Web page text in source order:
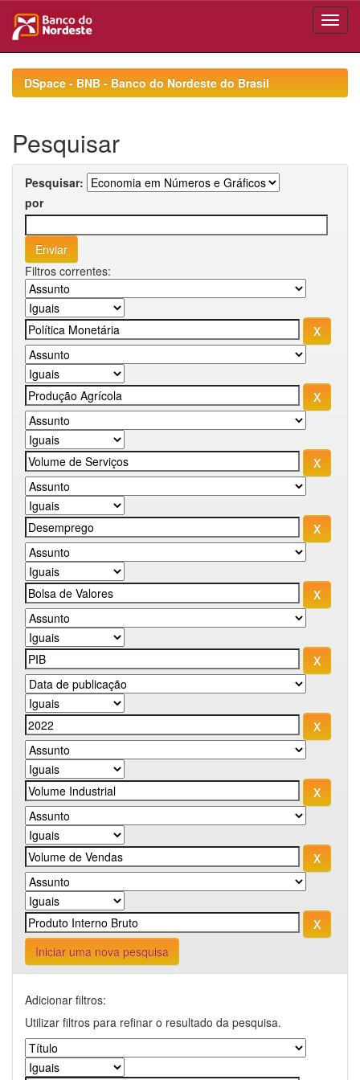
navigationDSpace - BNB - Banco do Nordeste do Brasil
Pesquisar
Pesquisar:
por
Filtros correntes:
Iniciar uma nova pesquisa
Adicionar filtros:
Utilizar filtros para refinar o resultado da pesquisa.